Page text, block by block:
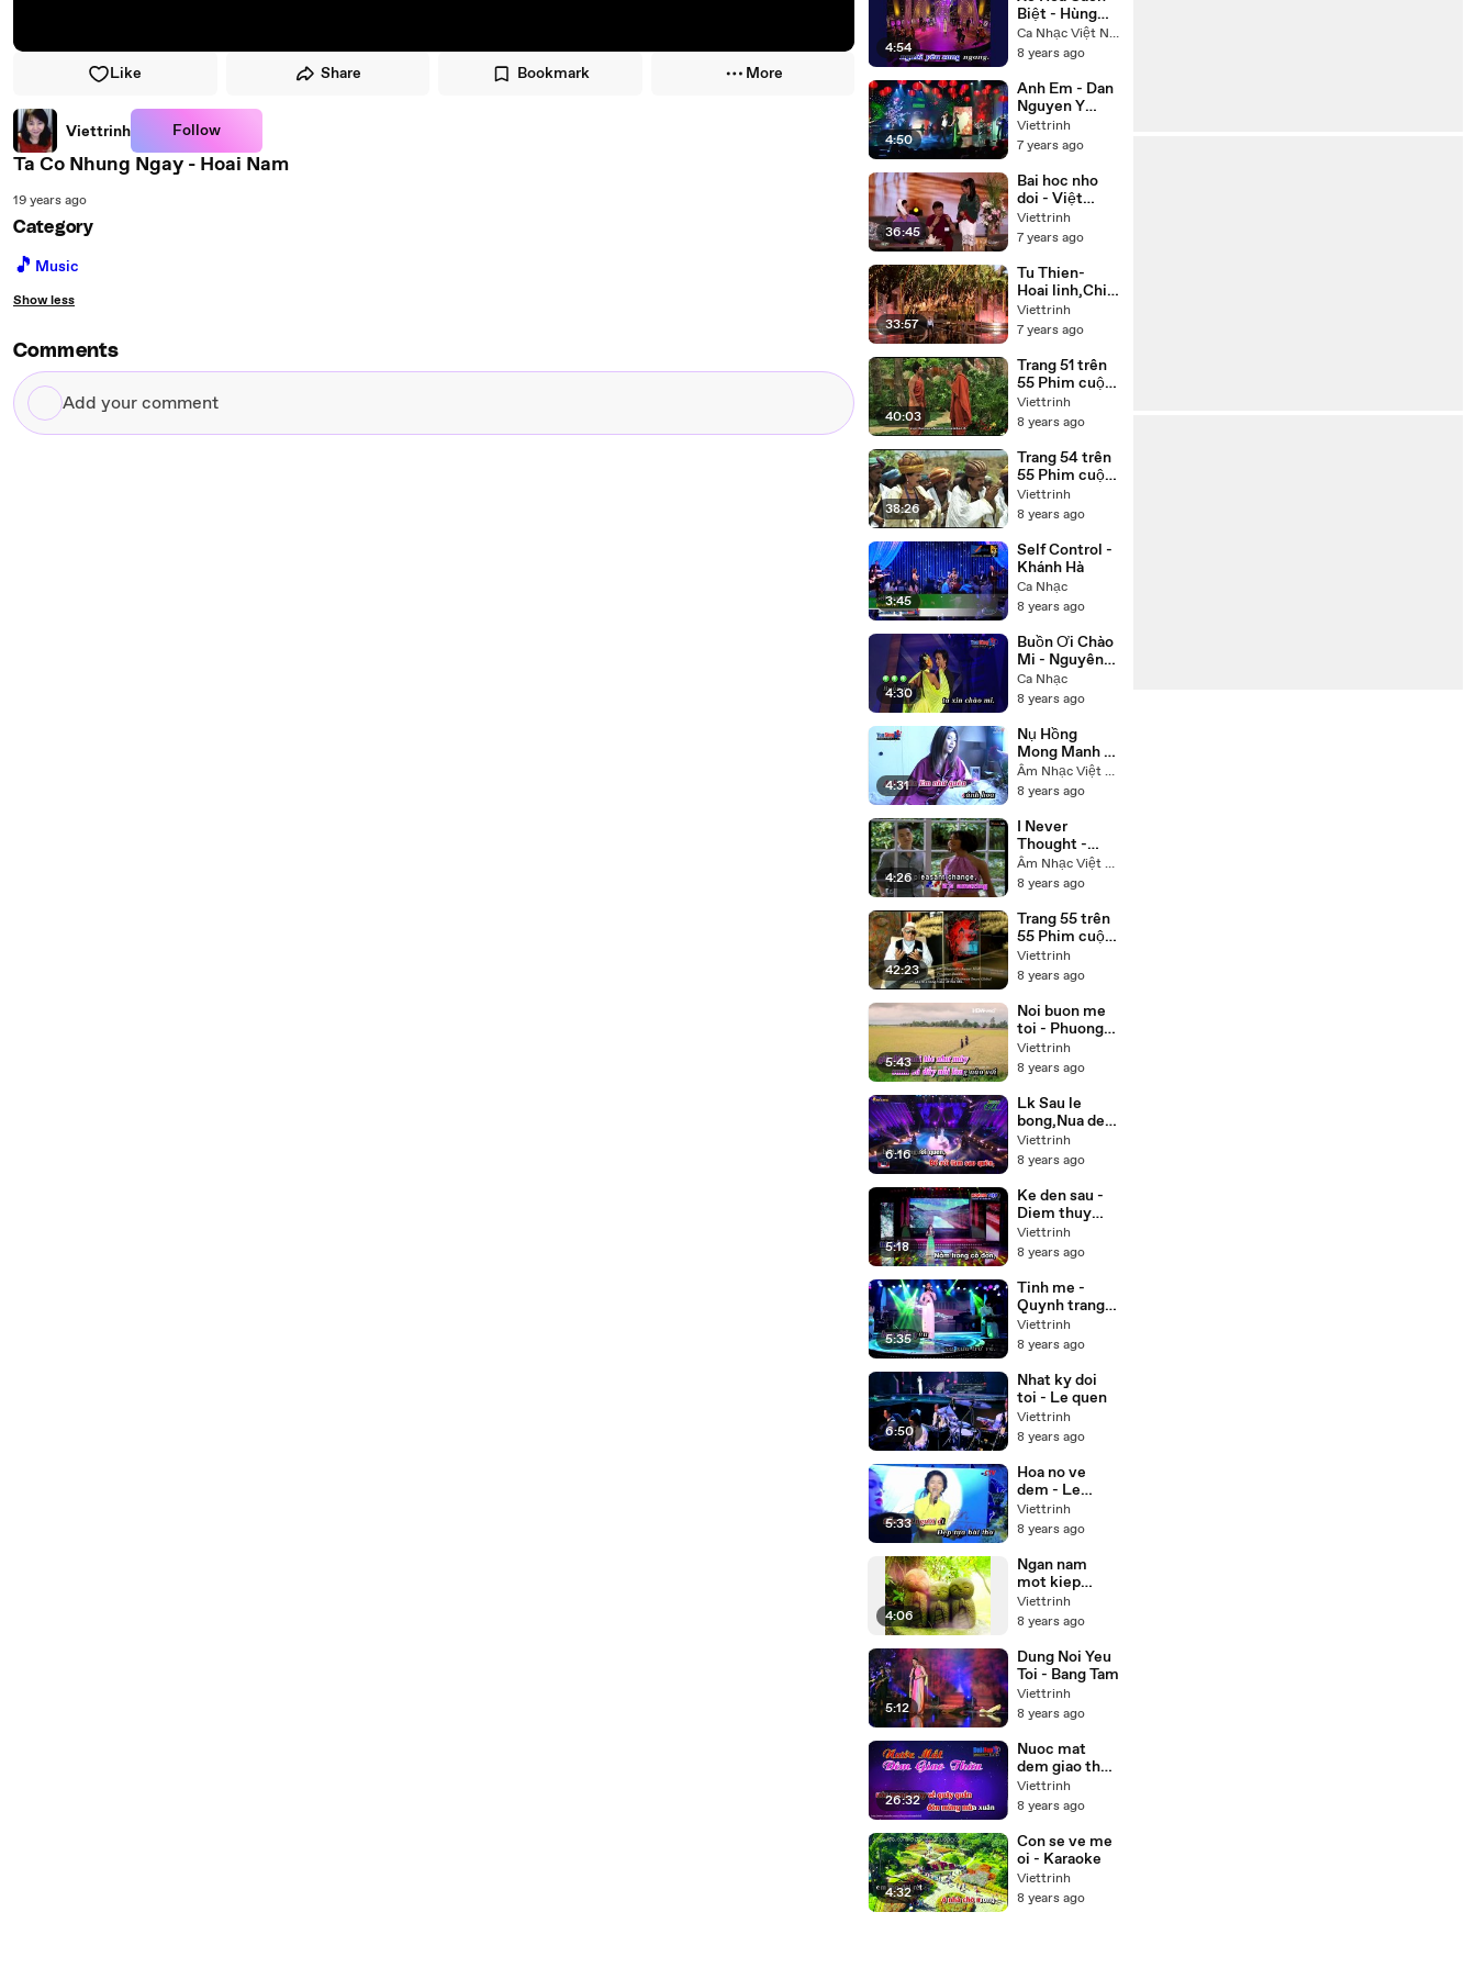
Like Share Bookmark More
Viettrinh Follow
Ta Co Nhung Ngay - Hoai Nam
19 years ago
Category
🎵 Music
Show less
Comments
Add
your
4:54
Biệt - Hùng
Linh Hoàng
Lan
Ca Nhạc Việt Nam
8 years ago
4:50
Anh Em - Dan
Nguyen Y
Phung
Viettrinh
7 years ago
36:45
Bai hoc nho
doi - Việt
Hương, Chí
Tài, Thúy Nga,
Viettrinh
7 years ago
33:57
Tu Thien-
Hoai linh,Chi
tai,Trung
Dan,Thuy
Viettrinh
7 years ago
40:03
Trang 51 trên
55 Phim cuộc
đời Đức Phật
Thích Ca
bộ 55 tập lồng
tiếng
Viettrinh
8 years ago
38:26
Trang 54 trên
55 Phim cuộc
đời Đức Phật
Thích Ca
bộ 55 tập lồng
tiếng
Viettrinh
8 years ago
3:45
Self Control -
Khánh Hà
Ca Nhạc
8 years ago
4:30
Buồn Ơi Chào
Mi - Nguyên
Hưng
Ca Nhạc
8 years ago
4:31
Nụ Hồng
Mong Manh -
Tú Quyên
Âm Nhạc Việt Nam
8 years ago
4:26
I Never
Thought -
Nhạc Ngoại -
Trish Thùy
Âm Nhạc Việt Nam
8 years ago
42:23
Trang 55 trên
55 Phim cuộc
đời Đức Phật
Thích Ca
tiếng 55 tập
trọn bộ
Viettrinh
8 years ago
5:43
Noi buon me
toi - Phuong
my chi,Thuy
duong Beat
Viettrinh
8 years ago
6:16
Lk Sau le
bong,Nua dem
ngoai pho -
Cong
nhan Karaoke
Viettrinh
8 years ago
5:18
Ke den sau -
Diem thuy
Karaoke
Viettrinh
8 years ago
5:35
Tinh me -
Quynh trang (
Karaoke Beat
)
Viettrinh
8 years ago
6:50
Nhat ky doi
toi - Le quen
Viettrinh
8 years ago
5:33
Hoa no ve
dem - Le
quyen
Karaoke
Viettrinh
8 years ago
4:06
Ngan nam
mot kiep
nguoi
Viettrinh
8 years ago
5:12
Dung Noi Yeu
Toi - Bang Tam
Viettrinh
8 years ago
26:32
Nuoc mat
dem giao thua
- Karaoke
Viettrinh
8 years ago
4:32
Con se ve me
oi - Karaoke
Viettrinh
8 years ago